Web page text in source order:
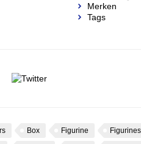
Merken
Tags
Box Figurine Figurines